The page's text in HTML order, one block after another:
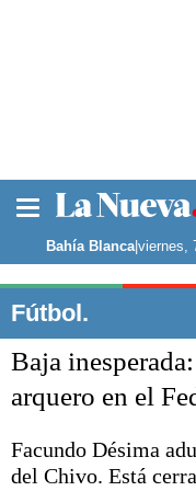
Noticias
Deportes
Bahía Blanca|viernes,
Fútbol.
Baja
arquero en el
Facundo Désima
del Chivo. Está